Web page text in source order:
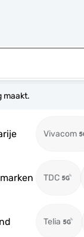
maakt.
Vivacom
TDC
Telia